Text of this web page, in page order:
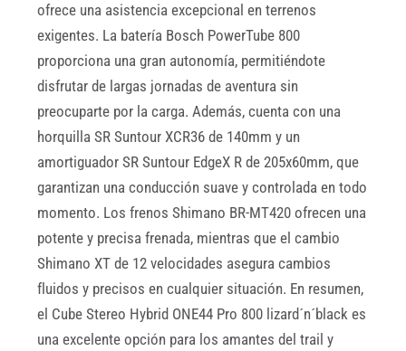
ofrece una asistencia excepcional en terrenos
exigentes. La batería Bosch PowerTube 800
proporciona una gran autonomía, permitiéndote
disfrutar de largas jornadas de aventura sin
preocuparte por la carga. Además, cuenta con una
horquilla SR Suntour XCR36 de 140mm y un
amortiguador SR Suntour EdgeX R de 205x60mm, que
garantizan una conducción suave y controlada en todo
momento. Los frenos Shimano BR-MT420 ofrecen una
potente y precisa frenada, mientras que el cambio
Shimano XT de 12 velocidades asegura cambios
fluidos y precisos en cualquier situación. En resumen,
el Cube Stereo Hybrid ONE44 Pro 800 lizard´n´black es
una excelente opción para los amantes del trail y